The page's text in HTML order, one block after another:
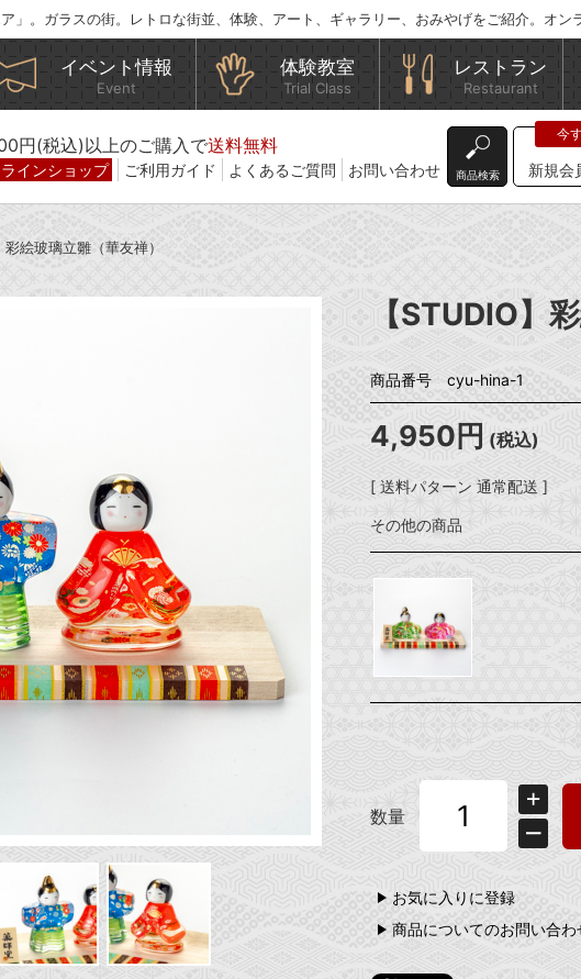
」。ガラスの街。レトロな街並、体験、アート、ギャラリー、おみやげをご紹介。オン
イベント情報
Event
体験教室
Trial Class
レストラン
Restaurant
円(税込)以上のご購入で送料無料
インショップ ご利用ガイド よくあるご質問 お問い合わせ 商品検索 新規会
絵玻璃立雛（華友禅）
【STUDIO】
商品番号 cyu-hina-1
4,950円 (税込)
[ 送料パターン 通常配送 ]
その他の商品
数量
お気に入りに登録
商品についてのお問い合わ